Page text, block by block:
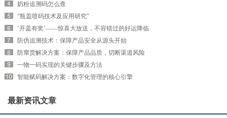
奶粉追溯码怎么查
“瓶盖喷码技术及应用研究”
‘开盖有奖’——惊喜大放送，不容错过的好运降临
防伪追溯技术：保障产品安全从源头开始
防窜货解决方案：保障产品品质，切断渠道风险
一物一码实现的关键步骤及方法
智能赋码解决方案：数字化管理的核心引擎
最新资讯文章